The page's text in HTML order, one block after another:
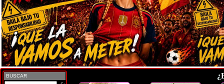
BUSCAR